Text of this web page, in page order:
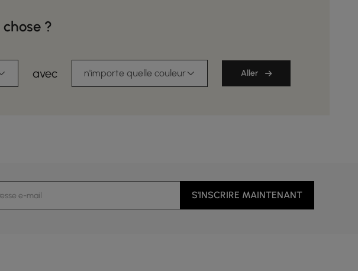
?
avec n'importe quelle couleur Aller
S'INSCRIRE MAINTENANT